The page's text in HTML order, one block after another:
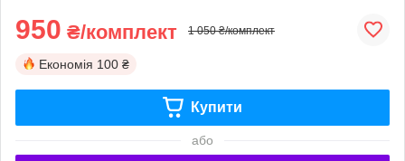
950 ₴/комплект 1 050 ₴/комплект
Економія 100 ₴
Купити
або